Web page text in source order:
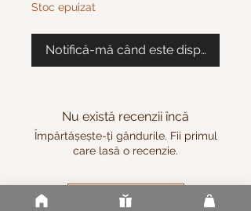
Stoc epuizat
Notifică-mă când este disponibil
Nu există recenzii încă
Împărtășește-ți gândurile. Fii primul
care lasă o recenzie.
Lasă o recenzie